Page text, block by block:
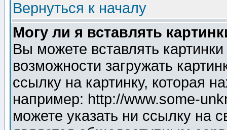
Вернуться к началу
Могу ли я вставлять
Вы можете вставлять
возможности загружать
ссылку на картинку, которая
например: http://www.some-
можете указать ни ссылку на